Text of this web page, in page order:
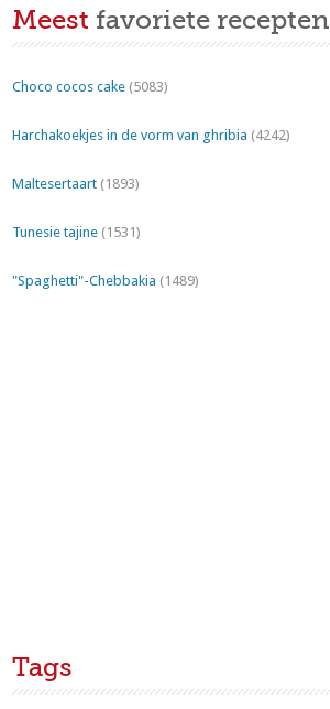
Meest favoriete recepten
Choco cocos cake (5083)
Harchakoekjes in de vorm van ghribia (4242)
Maltesertaart (1893)
Tunesie tajine (1531)
"Spaghetti"-Chebbakia (1489)
Tags